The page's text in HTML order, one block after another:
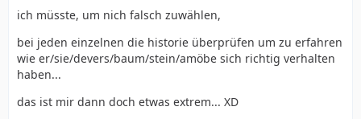
ich müsste, um nich falsch zuwählen,
bei jeden einzelnen die historie überprüfen um zu erfahren
wie er/sie/devers/baum/stein/amöbe sich richtig verhalten
haben...
das ist mir dann doch etwas extrem... XD